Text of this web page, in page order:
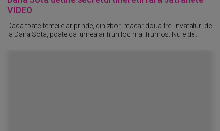
VIDEO
Daca toate femeile ar prinde, din zbor, macar doua-trei invataturi de
la Dana Sota, poate ca lumea ar fi un loc mai frumos. Nu e de...